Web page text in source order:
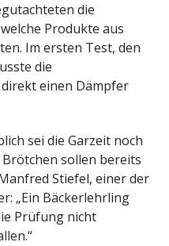
die
Produkte aus
Im ersten Test, den
die
einen Dämpfer
sei die Garzeit noch
sollen bereits
Stiefel, einer der
„Ein Bäckerlehrling
Prüfung nicht